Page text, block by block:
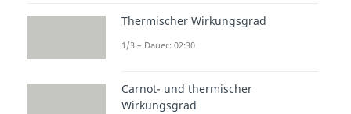
Thermischer Wirkungsgrad
1/3 – Dauer: 02:30
Carnot- und thermischer
Wirkungsgrad